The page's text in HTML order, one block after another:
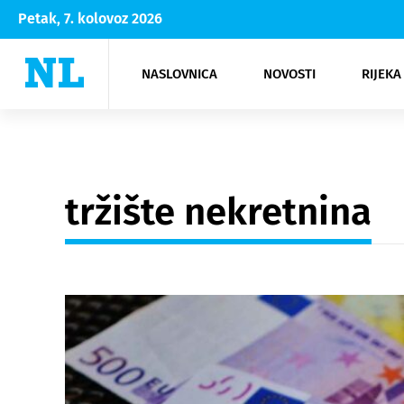
Petak, 7. kolovoz 2026
NASLOVNICA NOVOSTI
Rijeka Opatija
NK
Moda
Kultura
tržište nekretnina